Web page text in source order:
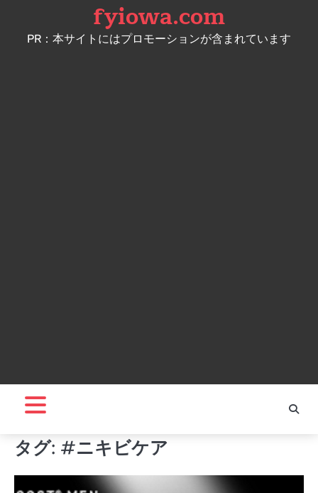
content
fyiowa.com
PR：本サイトにはプロモーションが含まれています
タグ: #ニキビケア